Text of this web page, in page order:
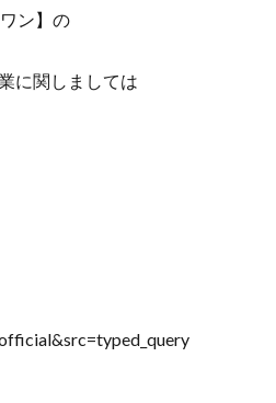
ン】の
に関しましては